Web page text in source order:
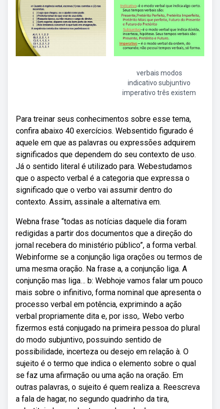
verbais modos
indicativo subjuntivo
imperativo três existem
Para treinar seus conhecimentos sobre esse tema,
confira abaixo 40 exercícios. Websentido figurado é
aquele em que as palavras ou expressões adquirem
significados que dependem do seu contexto de uso.
Já o sentido literal é utilizado para. Webestudamos
que o aspecto verbal é a categoria que expressa o
significado que o verbo vai assumir dentro do
contexto. Assim, assinale a alternativa em.
Webna frase “todas as notícias daquele dia foram
redigidas a partir dos documentos que a direção do
jornal recebera do ministério público”, a forma verbal.
Webinforme se a conjunção liga orações ou termos de
uma mesma oração. Na frase a, a conjunção liga. A
conjunção mas liga… b: Webhoje vamos falar um pouco
mais sobre o infinitivo, forma nominal que apresenta o
processo verbal em potência, exprimindo a ação
verbal propriamente dita e, por isso,. Webo verbo
fizermos está conjugado na primeira pessoa do plural
do modo subjuntivo, possuindo sentido de
possibilidade, incerteza ou desejo em relação à. O
sujeito é o termo que indica o elemento sobre o qual
se faz uma afirmação ou uma ação na oração. Em
outras palavras, o sujeito é quem realiza a. Reescreva
a fala de hagar, no segundo quadrinho da tira,